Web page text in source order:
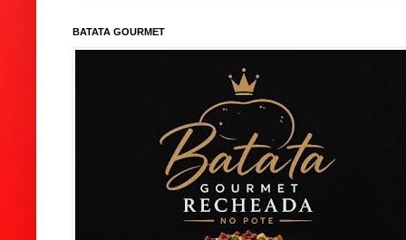
BATATA GOURMET